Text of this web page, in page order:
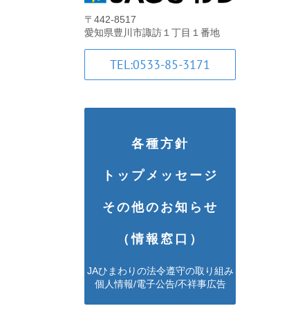
〒442-8517
愛知県豊川市諏訪１丁目１番地
TEL:0533-85-3171
各種方針
トップメッセージ
その他のお知らせ
（情報窓口）
JAひまわりの法令遵守の取り組み
個人情報/電子公告/不祥事広告